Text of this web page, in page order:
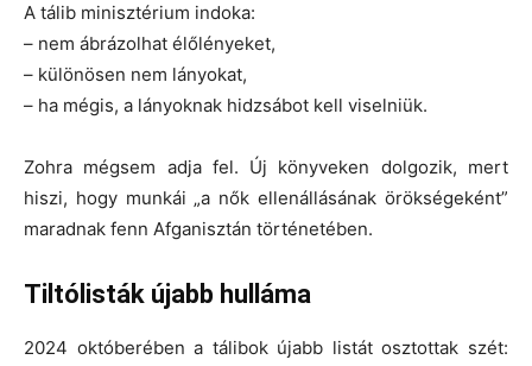
A tálib minisztérium indoka:
– nem ábrázolhat élőlényeket,
– különösen nem lányokat,
– ha mégis, a lányoknak hidzsábot kell viselniük.
Zohra mégsem adja fel. Új könyveken dolgozik, mert
hiszi, hogy munkái „a nők ellenállásának örökségeként”
maradnak fenn Afganisztán történetében.
Tiltólisták újabb hulláma
2024 októberében a tálibok újabb listát osztottak szét: